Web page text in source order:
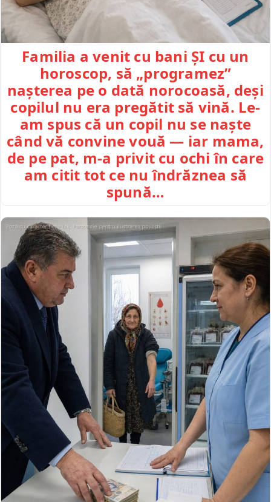
Familia a venit cu bani ȘI cu un
horoscop, să „programez”
nașterea pe o dată norocoasă, deși
copilul nu era pregătit să vină. Le-
am spus că un copil nu se naște
când vă convine vouă — iar mama,
de pe pat, m-a privit cu ochi în care
am citit tot ce nu îndrăznea să
spună…